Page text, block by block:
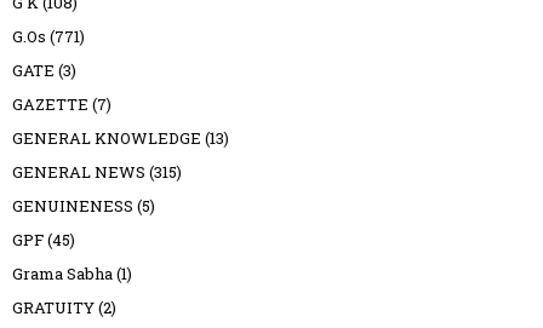
G.Os (771)
GATE (3)
GAZETTE (7)
GENERAL KNOWLEDGE (13)
GENERAL NEWS (315)
GENUINENESS (5)
GPF(45)
Grama Sabha(1)
GRATUITY(2)